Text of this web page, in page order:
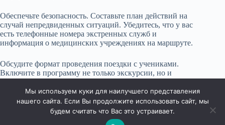
Обеспечьте безопасность. Составьте план действий на
случай непредвиденных ситуаций. Убедитесь, что у вас
есть телефонные номера экстренных служб и
информация о медицинских учреждениях на маршруте.
Обсудите формат проведения поездки с учениками.
Включите в программу не только экскурсии, но и
обучение более интерактивным.
Мы используем куки для наилучшего представления
нашего сайта. Если Вы продолжите использовать сайт, мы
будем считать что Вас это устраивает.